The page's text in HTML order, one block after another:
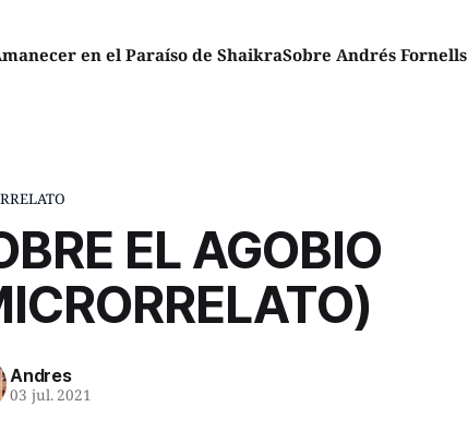
en el Paraíso de ShaikraSobre Andrés Fornells
EL AGOBIO
Andres
03 jul. 2021